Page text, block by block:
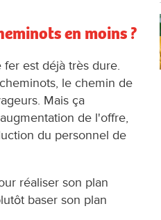
en moins ?
est déjà très dure.
le chemin de
Mais ça
de l'offre,
du personnel de
réaliser son plan
baser son plan